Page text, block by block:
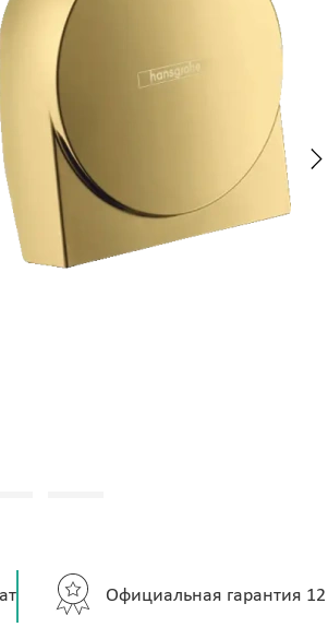
Официальная гарантия